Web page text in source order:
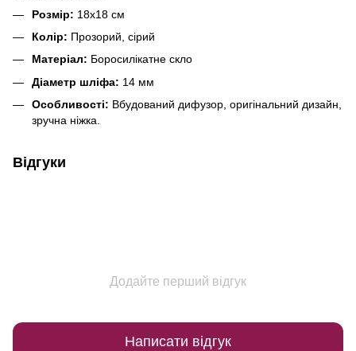
Розмір: 18x18 см
Колір: Прозорий, сірий
Матеріал: Боросилікатне скло
Діаметр шліфа: 14 мм
Особливості: Вбудований дифузор, оригінальний дизайн,
зручна ніжка.
Відгуки
Додайте перший відгук
Написати відгук